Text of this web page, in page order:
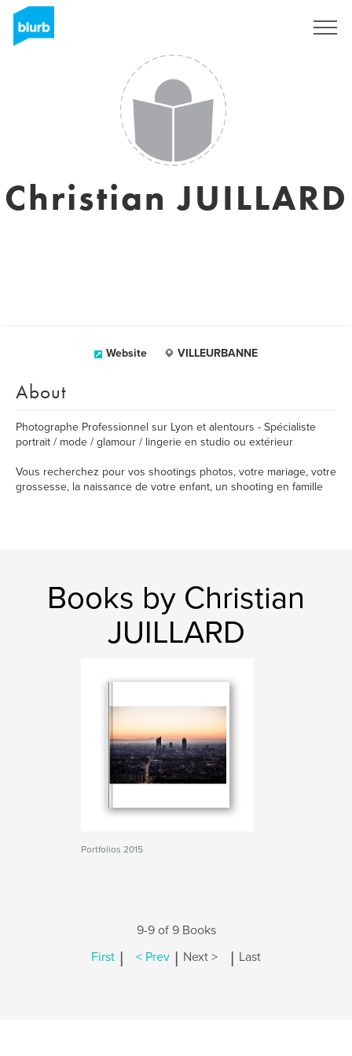
Christian JUILLARD
Website VILLEURBANNE
About
Photographe Professionnel sur Lyon et alentours - Spécialiste
portrait / mode / glamour / lingerie en studio ou extérieur
Vous recherchez pour vos shootings photos, votre mariage, votre
grossesse, la naissance de votre enfant, un shooting en famille
Books by Christian
JUILLARD
Portfolios 2015
9-9 of 9 Books
First | < Prev | Next > | Last